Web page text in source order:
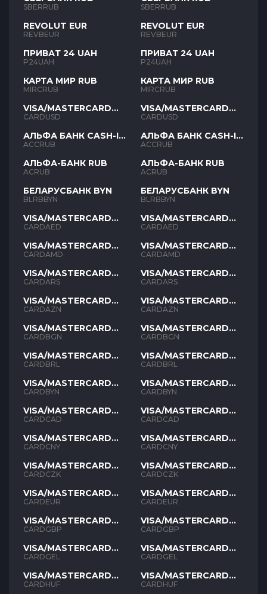
SBERRUB
REVOLUT EUR
REVBEUR
ПРИВАТ 24 UAH
P24UAH
КАРТА МИР RUB
MIRCRUB
VISA/MASTERCARD
USD
CARDUSD
АЛЬФА БАНК CASH-IN
RUB
ACCRUB
АЛЬФА-БАНК RUB
ACRUB
БЕЛАРУСБАНК BYN
BLRBBYN
VISA/MASTERCARD
AED
CARDAED
VISA/MASTERCARD
AMD
CARDAMD
VISA/MASTERCARD
ARS
CARDARS
VISA/MASTERCARD
AZN
CARDAZN
VISA/MASTERCARD
BGN
CARDBGN
VISA/MASTERCARD
BRL
CARDBRL
VISA/MASTERCARD
BYN
CARDBYN
VISA/MASTERCARD
CAD
CARDCAD
VISA/MASTERCARD
CNY
CARDCNY
VISA/MASTERCARD
CZK
CARDCZK
VISA/MASTERCARD
EUR
CARDEUR
VISA/MASTERCARD
GBP
CARDGBP
VISA/MASTERCARD
GEL
CARDGEL
VISA/MASTERCARD
HUF
CARDHUF
SBERRUB
REVOLUT EUR
REVBEUR
ПРИВАТ 24 UAH
P24UAH
КАРТА МИР RUB
MIRCRUB
VISA/MASTERCARD
USD
CARDUSD
АЛЬФА БАНК CASH-IN
RUB
ACCRUB
АЛЬФА-БАНК RUB
ACRUB
БЕЛАРУСБАНК BYN
BLRBBYN
VISA/MASTERCARD
AED
CARDAED
VISA/MASTERCARD
AMD
CARDAMD
VISA/MASTERCARD
ARS
CARDARS
VISA/MASTERCARD
AZN
CARDAZN
VISA/MASTERCARD
BGN
CARDBGN
VISA/MASTERCARD
BRL
CARDBRL
VISA/MASTERCARD
BYN
CARDBYN
VISA/MASTERCARD
CAD
CARDCAD
VISA/MASTERCARD
CNY
CARDCNY
VISA/MASTERCARD
CZK
CARDCZK
VISA/MASTERCARD
EUR
CARDEUR
VISA/MASTERCARD
GBP
CARDGBP
VISA/MASTERCARD
GEL
CARDGEL
VISA/MASTERCARD
HUF
CARDHUF